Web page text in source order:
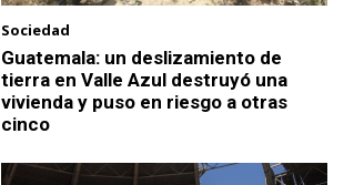
Sociedad
Guatemala: un deslizamiento de
tierra en Valle Azul destruyó una
vivienda y puso en riesgo a otras
cinco